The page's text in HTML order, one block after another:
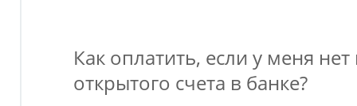
Как оплатить, если у меня
открытого счета в банке?